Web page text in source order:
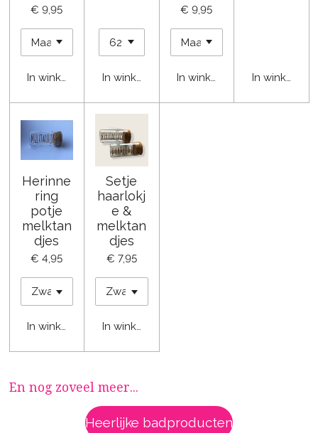
€ 9,95
In winkelwagenIn winkelwagen
€ 9,95
In winkelwagenIn
Herinne
ring
potje
melktan
djes
€ 4,95
In winkelwagen
Setje
haarlokj
e &
melktan
djes
€ 7,95
In winkelwagen
En nog zoveel meer...
Heerlijke badproducten